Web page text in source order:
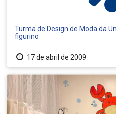
Turma de Design de Moda da
figurino
17 de abril de 2009